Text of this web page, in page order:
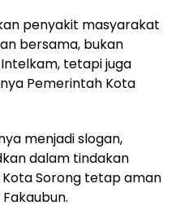
penyakit masyarakat
bersama, bukan
tetapi juga
Pemerintah Kota
menjadi slogan,
dalam tindakan
Sorong tetap aman